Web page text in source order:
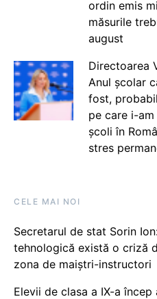
ordin emis
măsurile
august
Directoarea
Anul școlar
fost,
pe care i-
școli în
stres
CELE MAI NOI
Secretarul de stat Sorin
tehnologică există o criză
zona de maiștri-instructori
Elevii de clasa a IX-a